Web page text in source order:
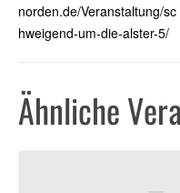
norden.de/Veranstaltung/sc
hweigend-um-die-alster-5/
Ähnliche